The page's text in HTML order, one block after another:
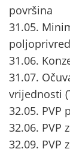
površina
31.05.
31.06.
31.07.
vrijednosti
32.05. PVP
32.06. PVP
32.09. PVP